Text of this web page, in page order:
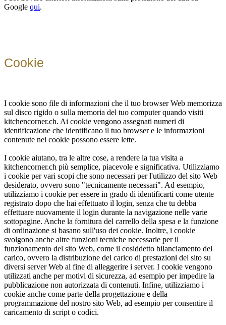
Google qui.
Cookie
I cookie sono file di informazioni che il tuo browser Web memorizza
sul disco rigido o sulla memoria del tuo computer quando visiti
kitchencorner.ch. Ai cookie vengono assegnati numeri di
identificazione che identificano il tuo browser e le informazioni
contenute nel cookie possono essere lette.
I cookie aiutano, tra le altre cose, a rendere la tua visita a
kitchencorner.ch più semplice, piacevole e significativa. Utilizziamo
i cookie per vari scopi che sono necessari per l'utilizzo del sito Web
desiderato, ovvero sono "tecnicamente necessari". Ad esempio,
utilizziamo i cookie per essere in grado di identificarti come utente
registrato dopo che hai effettuato il login, senza che tu debba
effettuare nuovamente il login durante la navigazione nelle varie
sottopagine. Anche la fornitura del carrello della spesa e la funzione
di ordinazione si basano sull'uso dei cookie. Inoltre, i cookie
svolgono anche altre funzioni tecniche necessarie per il
funzionamento del sito Web, come il cosiddetto bilanciamento del
carico, ovvero la distribuzione del carico di prestazioni del sito su
diversi server Web al fine di alleggerire i server. I cookie vengono
utilizzati anche per motivi di sicurezza, ad esempio per impedire la
pubblicazione non autorizzata di contenuti. Infine, utilizziamo i
cookie anche come parte della progettazione e della
programmazione del nostro sito Web, ad esempio per consentire il
caricamento di script o codici.